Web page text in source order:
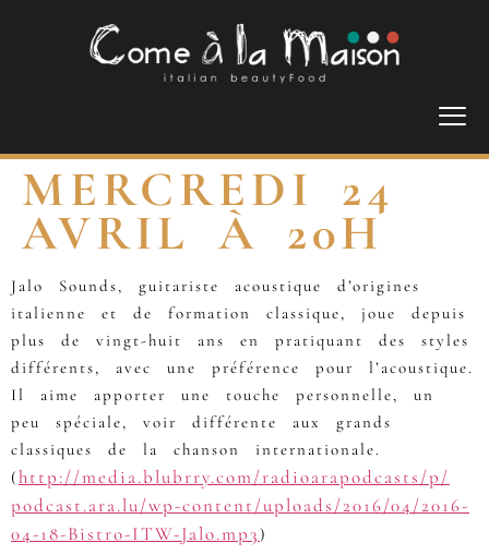
MERCREDI 24
AVRIL À 20H
Jalo Sounds, guitariste acoustique d’origines
italienne et de formation classique, joue depuis
plus de vingt-huit ans en pratiquant des styles
différents, avec une préférence pour l’acoustique.
Il aime apporter une touche personnelle, un
peu spéciale, voir différente aux grands
classiques de la chanson internationale.
(http://media.blubrry.com/radioarapodcasts/p/
podcast.ara.lu/wp-content/uploads/2016/04/2016-
04-18-Bistro-ITW-Jalo.mp3)